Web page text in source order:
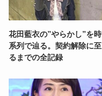
花田藍衣の”やらかし”を時
系列で辿る。契約解除に至
るまでの全記録